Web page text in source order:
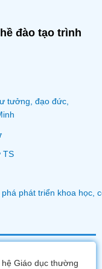
đào tạo trình
Giáo dục thường